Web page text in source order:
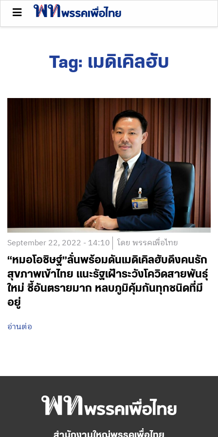
Tag: เมดิเคิลฮับ
September 22, 2022 - 14:10 โดย พรรคเพื่อไทย
“หมอโอชิษฐ์”ลั่นพร้อมดันเมดิเคิลฮับดึงคนรัก
สุขภาพเข้าไทย แนะรัฐเฝ้าระวังโควิดสายพันธุ์
ใหม่ ชี้อันตรายมาก หลบภูมิคุ้มกันทุกชนิดที่มี
อยู่
อ่านต่อ